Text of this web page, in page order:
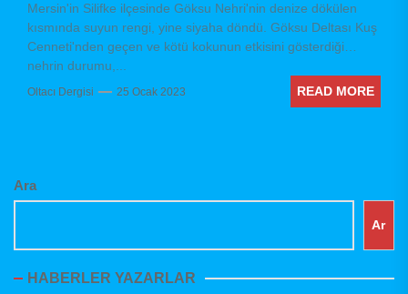
Mersin'in Silifke ilçesinde Göksu Nehri'nin denize dökülen
kısmında suyun rengi, yine siyaha döndü. Göksu Deltası Kuş
Cenneti'nden geçen ve kötü kokunun etkisini gösterdiği
nehrin durumu,...
Oltacı Dergisi 25 Ocak 2023 READ MORE
Ara
Ar
HABERLER YAZARLAR